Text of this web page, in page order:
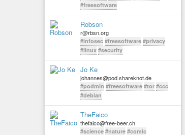
#freesoftware
Robson
r@rbsn.org
#infosec #freesoftware #privacy
#linux #security
Jo Ke
johannes@pod.shareknot.de
#podmin #freesoftware #tor #ccc
#debian
TheFaico
thefaico@free-beer.ch
#science #nature #comic